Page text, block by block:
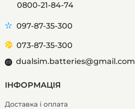
0800-21-84-74
097-87-35-300
073-87-35-300
dualsim.batteries@gmail.com
ІНФОРМАЦІЯ
Доставка і оплата